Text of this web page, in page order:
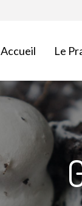
Accueil Le